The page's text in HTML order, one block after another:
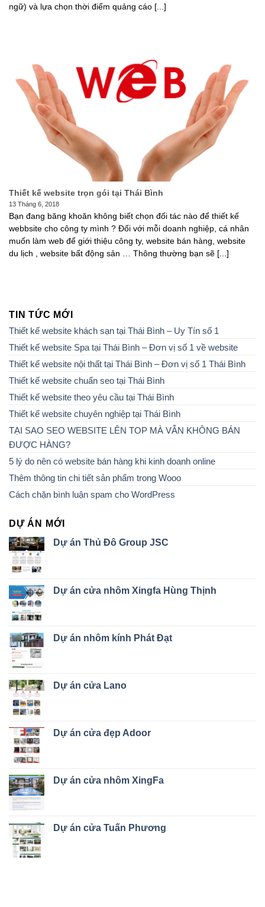
ngữ) và lựa chọn thời điểm quảng cáo [...]
Thiết kế website trọn gói tại Thái Bình
13 Tháng 6, 2018
Bạn đang băng khoăn không biết chọn đối tác nào để thiết kế
webbsite cho công ty mình ? Đối với mỗi doanh nghiệp, cá nhân
muốn làm web để giới thiệu công ty, website bán hàng, website
du lịch , website bất động sản … Thông thường bạn sẽ [...]
TIN TỨC MỚI
Thiết kế website khách sạn tại Thái Bình – Uy Tín số 1
Thiết kế website Spa tại Thái Bình – Đơn vị số 1 về website
Thiết kế website nội thất tại Thái Bình – Đơn vị số 1 Thái Bình
Thiết kế website chuẩn seo tại Thái Bình
Thiết kế website theo yêu cầu tại Thái Bình
Thiết kế website chuyên nghiệp tại Thái Bình
TẠI SAO SEO WEBSITE LÊN TOP MÀ VẪN KHÔNG BÁN
ĐƯỢC HÀNG?
5 lý do nên có website bán hàng khi kinh doanh online
Thêm thông tin chi tiết sản phẩm trong Wooo
Cách chặn bình luận spam cho WordPress
DỰ ÁN MỚI
Dự án Thủ Đô Group JSC
Dự án cửa nhôm Xingfa Hùng Thịnh
Dự án nhôm kính Phát Đạt
Dự án cửa Lano
Dự án cửa đẹp Adoor
Dự án cửa nhôm XingFa
Dự án cửa Tuấn Phương